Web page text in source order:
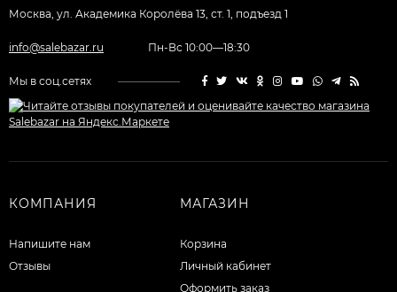
Москва, ул. Академика Королёва 13, ст. 1, подъезд 1
info@salebazar.ru Пн-Вс 10:00—18:30
Мы в соц.сетях
КОМПАНИЯ
Напишите нам
Отзывы
МАГАЗИН
Корзина
Личный кабинет
Оформить заказ